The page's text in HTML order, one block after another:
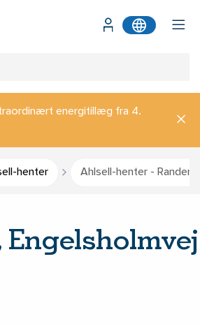
energitillæg fra 4.
henter Ahlsell-henter -
Engelsholmvej